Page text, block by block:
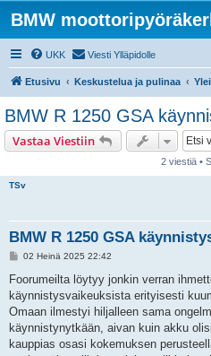
BMW
UKK Viesti Ylläpidolle
Etusivu Keskustelua ja pulinaa
BMW R 1250 GSA
Vastaa Viestiin
2 viestiä •
TSv
BMW R 1250 GSA
V
e
t
i
02 Heinä 2025 22:42
Foorumeilta löytyy jonkin verran
käynnistysvaikeuksista erityisesti
Omaan ilmestyi hiljalleen sama
käynnistynytkään, aivan kuin akku
kauppias osasi kokemuksen